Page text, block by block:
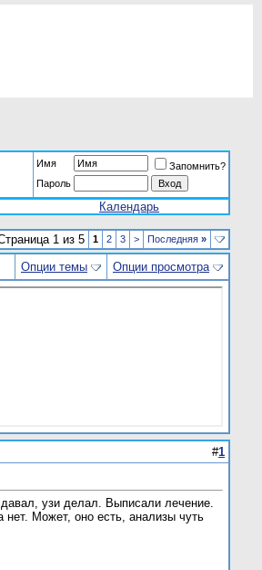
Имя
Запомнить?
Пароль
Календарь
1 из 5 1 2 3 > Последняя »
Опции темы Опции просмотра
#1
узи делал. Выписали лечение.
нет. Может, оно есть, анализы чуть